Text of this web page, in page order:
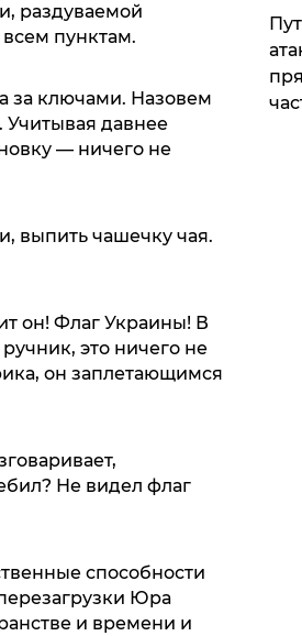
раздуваемой
пунктам.
за ключами. Назовем
Учитывая давнее
— ничего не
выпить чашечку чая.
он! Флаг Украины! В
это ничего не
он заплетающимся
Не видел флаг
способности
Юра
и времени и